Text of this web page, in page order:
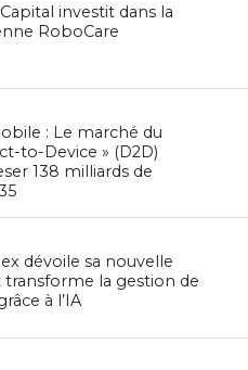
investit dans la
RoboCare
: Le marché du
to-Device » (D2D)
138 milliards de
dévoile sa nouvelle
la gestion de
à l’IA